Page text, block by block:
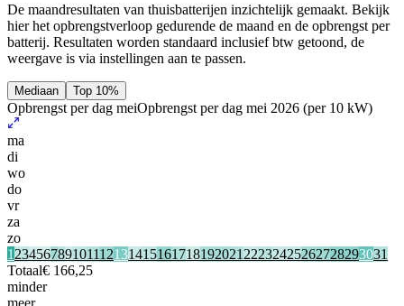
De maandresultaten van thuisbatterijen inzichtelijk gemaakt. Bekijk
hier het opbrengstverloop gedurende de maand en de opbrengst per
batterij. Resultaten worden standaard inclusief btw getoond, de
weergave is via instellingen aan te passen.
Mediaan Top 10%
Opbrengst per dag meiOpbrengst per dag mei 2026 (per 10 kW)
ma
di
wo
do
vr
za
zo
1 23456789101112131415161718192021 22232425262728293031
Totaal€ 166,25
minder
meer